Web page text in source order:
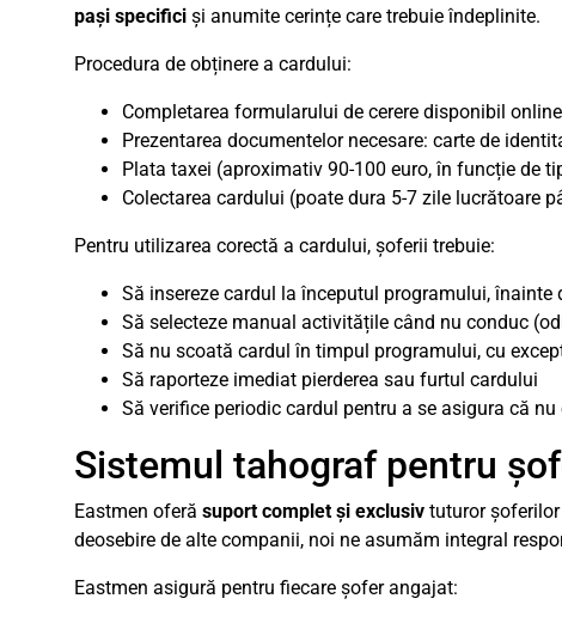
pași specifici și anumite cerințe care trebuie îndeplinite.
Procedura de obținere a cardului:
Completarea formularului de cerere disponibil
Prezentarea documentelor necesare: carte de
Plata taxei (aproximativ 90-100 euro, în funcție de
Colectarea cardului (poate dura 5-7 zile lucrătoare
Pentru utilizarea corectă a cardului, șoferii trebuie:
Să insereze cardul la începutul programului, înainte
Să selecteze manual activitățile când nu conduc
Să nu scoată cardul în timpul programului, cu
Să raporteze imediat pierderea sau furtul cardului
Să verifice periodic cardul pentru a se asigura că
Sistemul tahograf pentru
Eastmen oferă suport complet și exclusiv tuturor
deosebire de alte companii, noi ne asumăm integral
Eastmen asigură pentru fiecare șofer angajat: